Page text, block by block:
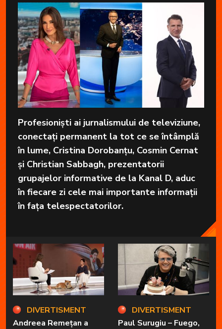
Profesioniști ai jurnalismului de televiziune,
conectați permanent la tot ce se întâmplă
în lume, Cristina Dorobanțu, Cosmin Cernat
și Christian Sabbagh, prezentatorii
grupajelor informative de la Kanal D, aduc
în fiecare zi cele mai importante informații
în fața telespectatorilor.
DIVERTISMENT
Andreea Remețan a
DIVERTISMENT
Paul Surugiu – Fuego,